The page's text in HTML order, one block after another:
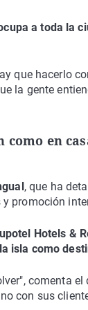
a toda la
que hacerlo
la gente
en
, que ha
promoción
Hotels &
isla como
comenta el
con sus